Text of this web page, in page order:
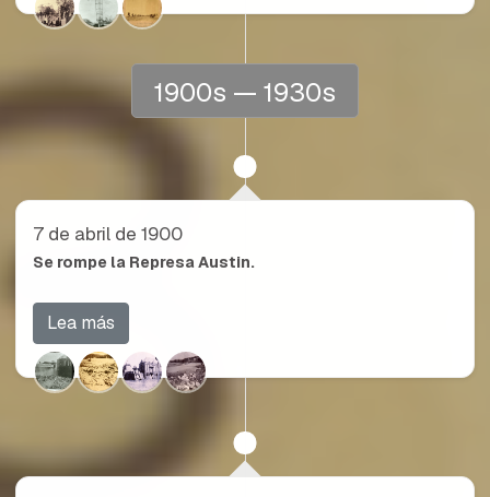
1900s — 1930s
7 de abril de 1900
Se rompe la Represa Austin.
Lea más